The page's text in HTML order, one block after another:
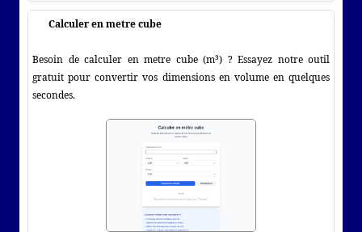
Calculer en metre cube
Besoin de calculer en metre cube (m³) ? Essayez notre outil
gratuit pour convertir vos dimensions en volume en quelques
secondes.